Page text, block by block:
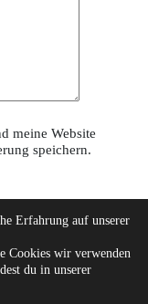
meine Website
speichern.
Erfahrung auf unserer
Cookies wir verwenden
du in unserer